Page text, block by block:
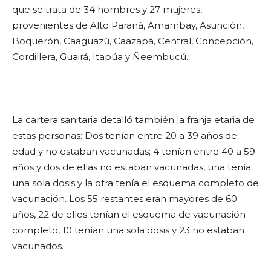
que se trata de 34 hombres y 27 mujeres,
provenientes de Alto Paraná, Amambay, Asunción,
Boquerón, Caaguazú, Caazapá, Central, Concepción,
Cordillera, Guairá, Itapúa y Ñeembucú.
La cartera sanitaria detalló también la franja etaria de
estas personas: Dos tenían entre 20 a 39 años de
edad y no estaban vacunadas; 4 tenían entre 40 a 59
años y dos de ellas no estaban vacunadas, una tenía
una sola dosis y la otra tenía el esquema completo de
vacunación. Los 55 restantes eran mayores de 60
años, 22 de ellos tenían el esquema de vacunación
completo, 10 tenían una sola dosis y 23 no estaban
vacunados.